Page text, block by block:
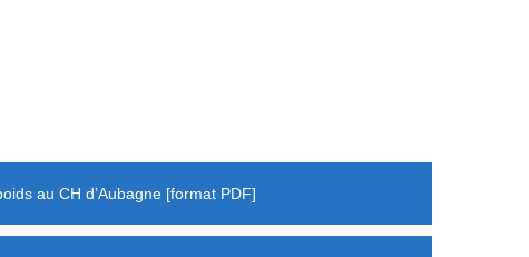
au CH d’Aubagne